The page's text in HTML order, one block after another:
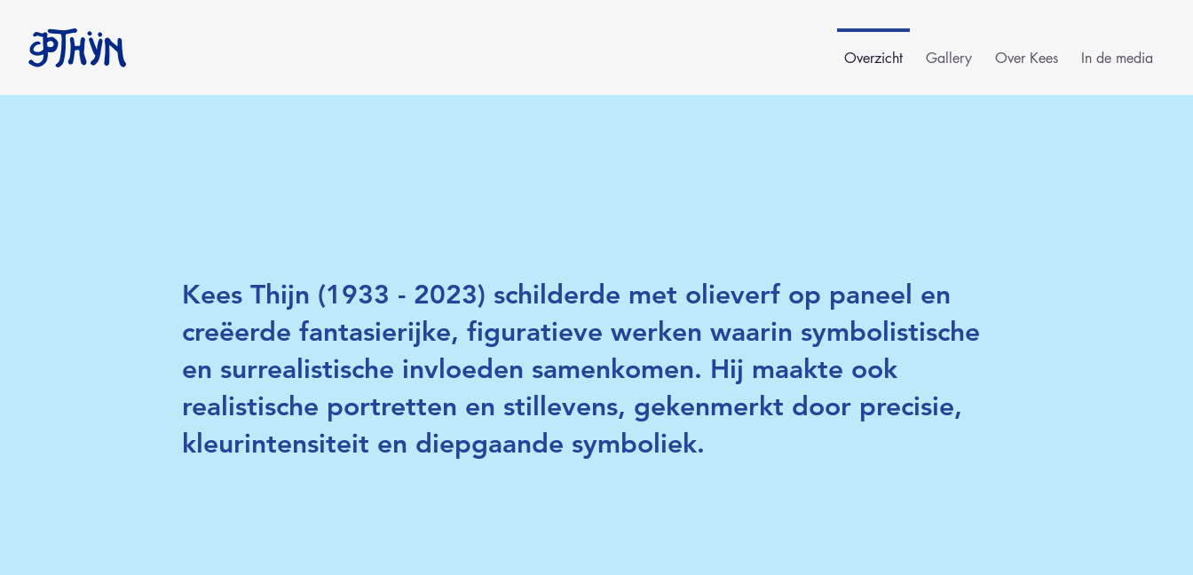
Overzicht Gallery Over Kees In de media
Kees Thijn (1933 - 2023) schilderde met olieverf op paneel en
creëerde fantasierijke, figuratieve werken waarin symbolistische
en surrealistische invloeden samenkomen. Hij maakte ook
realistische portretten en stillevens, gekenmerkt door precisie,
kleurintensiteit en diepgaande symboliek.